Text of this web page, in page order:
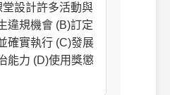
設計許多活動與
違規機會 (B)訂定
確實執行 (C)發展
能力 (D)使用獎懲